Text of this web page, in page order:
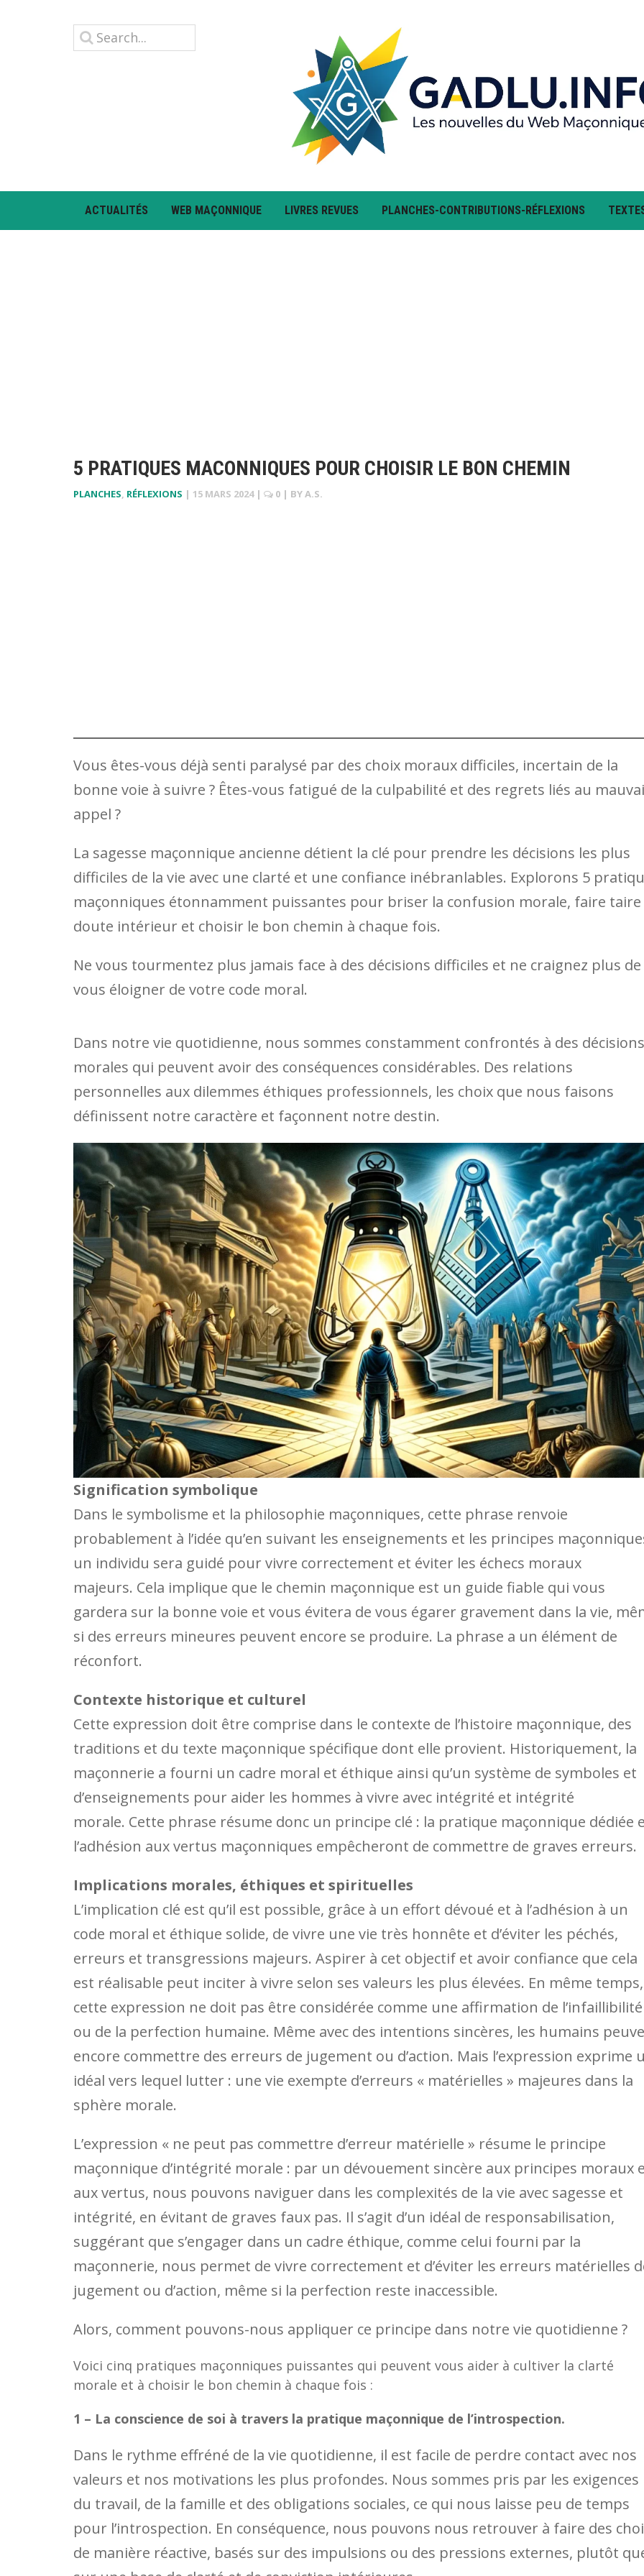
ACTUALITÉS WEB MAÇONNIQUE LIVRES REVUES PLANCHES-CONTRIBUTIONS-RÉFLEXIONS
5 PRATIQUES MACONNIQUES POUR CHOISIR LE BON CHEMIN
PLANCHES, RÉFLEXIONS | 15 MARS 2024 | 0 | BYA.S.
Vous êtes-vous déjà senti paralysé par des choix moraux difficiles, incertain de la
bonne voie à suivre ? Êtes-vous fatigué de la culpabilité et des regrets liés au
appel ?
La sagesse maçonnique ancienne détient la clé pour prendre les décisions les plus
difficiles de la vie avec une clarté et une confiance inébranlables. Explorons 5
maçonniques étonnamment puissantes pour briser la confusion morale, faire taire
doute intérieur et choisir le bon chemin à chaque fois.
Ne vous tourmentez plus jamais face à des décisions difficiles et ne craignez plus de
vous éloigner de votre code moral.
Dans notre vie quotidienne, nous sommes constamment confrontés à des décisions
morales qui peuvent avoir des conséquences considérables. Des relations
personnelles aux dilemmes éthiques professionnels, les choix que nous faisons
définissent notre caractère et façonnent notre destin.
Signification symbolique
Dans le symbolisme et la philosophie maçonniques, cette phrase renvoie
probablement à l’idée qu’en suivant les enseignements et les principes
un individu sera guidé pour vivre correctement et éviter les échecs moraux
majeurs. Cela implique que le chemin maçonnique est un guide fiable qui vous
gardera sur la bonne voie et vous évitera de vous égarer gravement dans la vie,
si des erreurs mineures peuvent encore se produire. La phrase a un élément de
réconfort.
Contexte historique et culturel
Cette expression doit être comprise dans le contexte de l’histoire maçonnique, des
traditions et du texte maçonnique spécifique dont elle provient. Historiquement, la
maçonnerie a fourni un cadre moral et éthique ainsi qu’un système de symboles et
d’enseignements pour aider les hommes à vivre avec intégrité et intégrité
morale. Cette phrase résume donc un principe clé : la pratique maçonnique dédiée
l’adhésion aux vertus maçonniques empêcheront de commettre de graves erreurs.
Implications morales, éthiques et spirituelles
L’implication clé est qu’il est possible, grâce à un effort dévoué et à l’adhésion à un
code moral et éthique solide, de vivre une vie très honnête et d’éviter les péchés,
erreurs et transgressions majeurs. Aspirer à cet objectif et avoir confiance que cela
est réalisable peut inciter à vivre selon ses valeurs les plus élevées. En même temps,
cette expression ne doit pas être considérée comme une affirmation de l’infaillibilité
ou de la perfection humaine. Même avec des intentions sincères, les humains
encore commettre des erreurs de jugement ou d’action. Mais l’expression exprime
idéal vers lequel lutter : une vie exempte d’erreurs « matérielles » majeures dans la
sphère morale.
L’expression « ne peut pas commettre d’erreur matérielle » résume le principe
maçonnique d’intégrité morale : par un dévouement sincère aux principes moraux
aux vertus, nous pouvons naviguer dans les complexités de la vie avec sagesse et
intégrité, en évitant de graves faux pas. Il s’agit d’un idéal de responsabilisation,
suggérant que s’engager dans un cadre éthique, comme celui fourni par la
maçonnerie, nous permet de vivre correctement et d’éviter les erreurs matérielles
jugement ou d’action, même si la perfection reste inaccessible.
Alors, comment pouvons-nous appliquer ce principe dans notre vie quotidienne ?
Voici cinq pratiques maçonniques puissantes qui peuvent vous aider à cultiver la clarté
morale et à choisir le bon chemin à chaque fois :
1 – La conscience de soi à travers la pratique maçonnique de l’introspection.
Dans le rythme effréné de la vie quotidienne, il est facile de perdre contact avec nos
valeurs et nos motivations les plus profondes. Nous sommes pris par les exigences
du travail, de la famille et des obligations sociales, ce qui nous laisse peu de temps
pour l’introspection. En conséquence, nous pouvons nous retrouver à faire des
de manière réactive, basés sur des impulsions ou des pressions externes, plutôt